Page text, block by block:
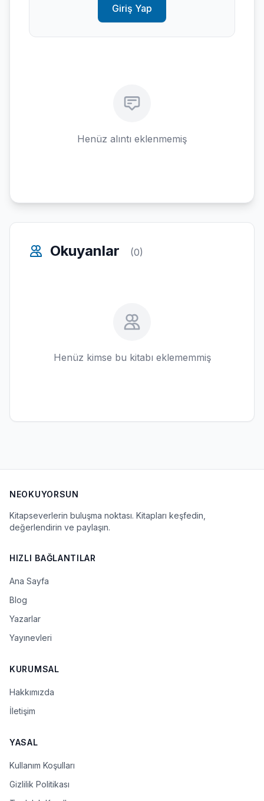
Giriş Yap
Henüz alıntı eklenmemiş
Okuyanlar (0)
Henüz kimse bu kitabı eklememmiş
NEOKUYORSUN
Kitapseverlerin buluşma noktası. Kitapları keşfedin,
değerlendirin ve paylaşın.
HIZLI BAĞLANTILAR
Ana Sayfa
Blog
Yazarlar
Yayınevleri
KURUMSAL
Hakkımızda
İletişim
YASAL
Kullanım Koşulları
Gizlilik Politikası